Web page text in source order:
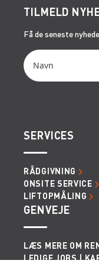
TILMELD
Få de seneste
SERVICES
RÅDGIVNING
ONSITE SERVICE
LIFTOPMÅLING
GENVEJE
LÆS MERE OM
LEDIGE JOBS |